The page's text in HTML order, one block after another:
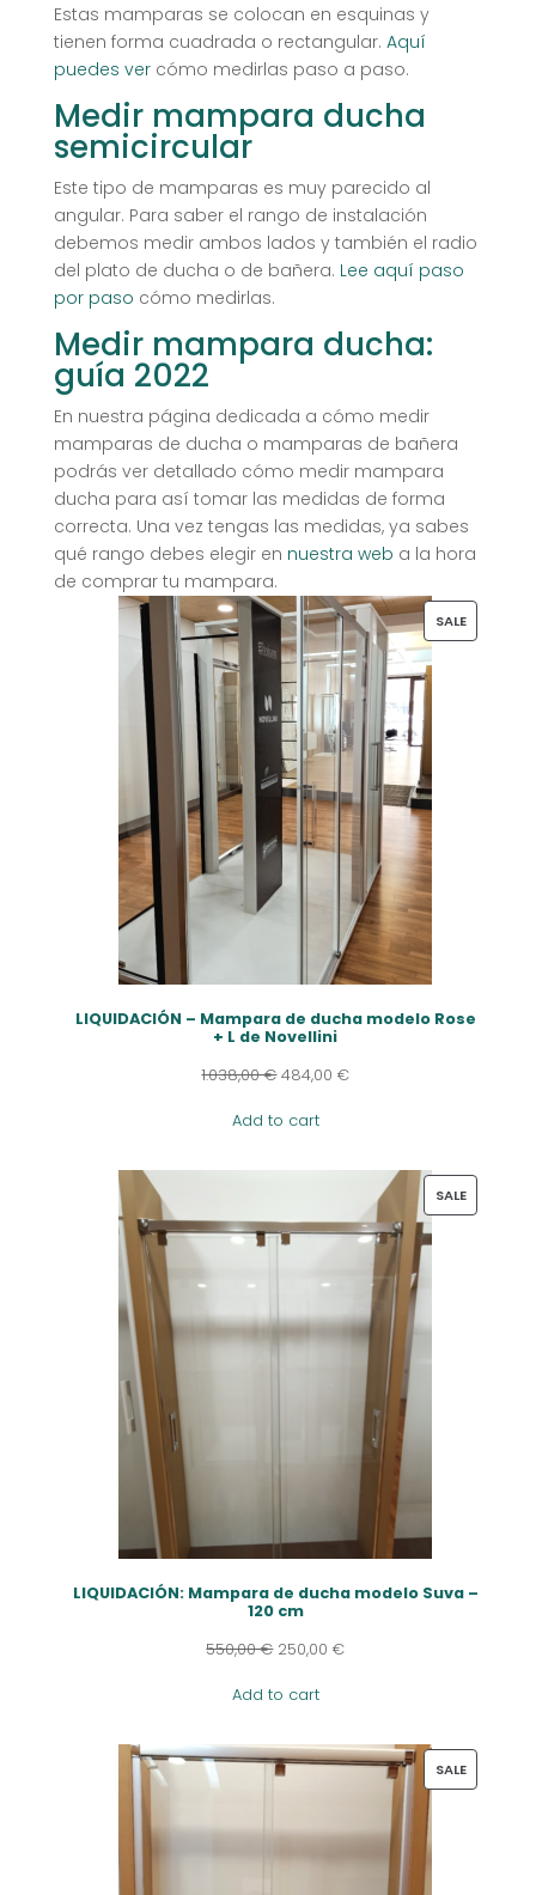
Estas mamparas se colocan en esquinas y
tienen forma cuadrada o rectangular. Aquí
puedes vercómo medirlas paso a paso.
Medir mampara ducha
semicircular
Este tipo de mamparas es muy parecido al
angular. Para saber el rango de instalación
debemos medir ambos lados y también el radio
del plato de ducha o de bañera. Lee aquí paso
por paso cómo medirlas.
Medir mampara ducha:
guía 2022
En nuestra página dedicada a cómo medir
mamparas de ducha o mamparas de bañera
podrás ver detallado cómo medir mampara
ducha para así tomar las medidas de forma
correcta. Una vez tengas las medidas, ya sabes
qué rango debes elegir en nuestra web a la hora
de comprar tu mampara.
SALEPRODUCT
LIQUIDACIÓN – Mampara de ducha modelo Rose
+ L de Novellini
1.038,00€ 484,00€
Add to cart
SALEPRODUCT
LIQUIDACIÓN: Mampara de ducha modelo Suva –
120 cm
550,00€ 250,00€
Add to cart
SALEPRODUCT